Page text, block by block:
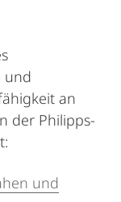
und
an
der Philipps-
und